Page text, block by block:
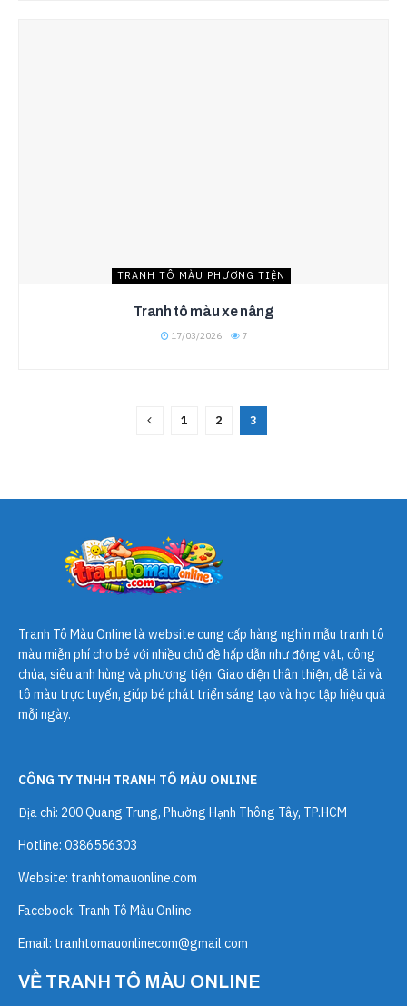
TRANH TÔ MÀU PHƯƠNG TIỆN
Tranh tô màu xe nâng
17/03/2026 7
1 2 3
Tranh Tô Màu Online là website cung cấp hàng nghìn mẫu tranh tô
màu miễn phí cho bé với nhiều chủ đề hấp dẫn như động vật, công
chúa, siêu anh hùng và phương tiện. Giao diện thân thiện, dễ tải và
tô màu trực tuyến, giúp bé phát triển sáng tạo và học tập hiệu quả
mỗi ngày.
CÔNG TY TNHH TRANH TÔ MÀU ONLINE
Địa chỉ: 200 Quang Trung, Phường Hạnh Thông Tây, TP.HCM
Hotline: 0386556303
Website: tranhtomauonline.com
Facebook: Tranh Tô Màu Online
Email: tranhtomauonlinecom@gmail.com
VỀ TRANH TÔ MÀU ONLINE